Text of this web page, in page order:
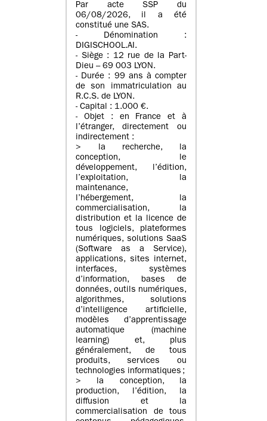
Par acte SSP du
06/08/2026, il a été
constitué une SAS.
- Dénomination :
DIGISCHOOL.AI.
- Siège : 12 rue de la Part-
Dieu – 69 003 LYON.
- Durée : 99 ans à compter
de son immatriculation au
R.C.S. de LYON.
- Capital : 1.000 €.
- Objet : en France et à
l’étranger, directement ou
indirectement :
> la recherche, la
conception, le
développement, l’édition,
l’exploitation, la
maintenance,
l’hébergement, la
commercialisation, la
distribution et la licence de
tous logiciels, plateformes
numériques, solutions SaaS
(Software as a Service),
applications, sites internet,
interfaces, systèmes
d’information, bases de
données, outils numériques,
algorithmes, solutions
d’intelligence artificielle,
modèles d’apprentissage
automatique (machine
learning) et, plus
généralement, de tous
produits, services ou
technologies informatiques ;
> la conception, la
production, l’édition, la
diffusion et la
commercialisation de tous